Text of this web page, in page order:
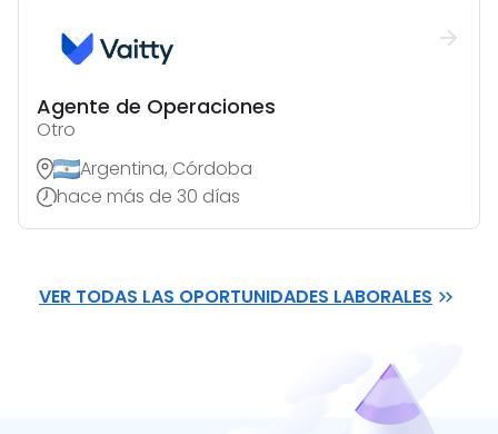
Agente de Operaciones
Otro
Argentina, Córdoba
hace más de 30 días
VER TODAS LAS OPORTUNIDADES LABORALES